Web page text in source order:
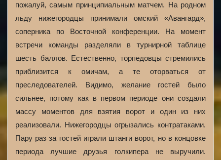
пожалуй, самым принципиальным матчем. На родном
льду нижегородцы принимали омский «Авангард»,
соперника по Восточной конференции. На момент
встречи команды разделяли в турнирной таблице
шесть баллов. Естественно, торпедовцы стремились
приблизится к омичам, а те оторваться от
преследователей. Видимо, желание гостей было
сильнее, потому как в первом периоде они создали
массу моментов для взятия ворот и один из них
реализовали. Нижегородцы огрызались контратаками.
Пару раз за гостей играли штанги ворот, но в концовке
периода лучшие друзья голкипера не выручили.